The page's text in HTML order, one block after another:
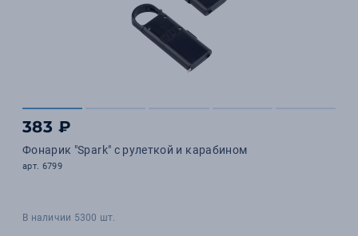
383 ₽
Фонарик "Spark" с рулеткой и карабином
арт. 6799
В наличии 5300 шт.